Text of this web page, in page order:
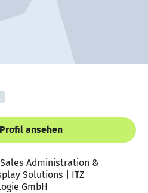
ansehen
Administration &
Solutions | ITZ
GmbH